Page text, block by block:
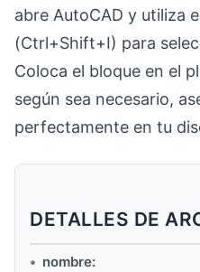
abre AutoCAD y utiliza
(Ctrl+Shift+I) para
Coloca el bloque en el
según sea necesario,
perfectamente en tu
DETALLES DE
nombre: